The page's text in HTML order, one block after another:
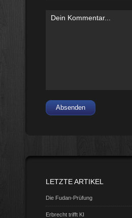
Absenden
LETZTE ARTIKEL
Die Fudan-Prüfung
Erbrecht trifft KI